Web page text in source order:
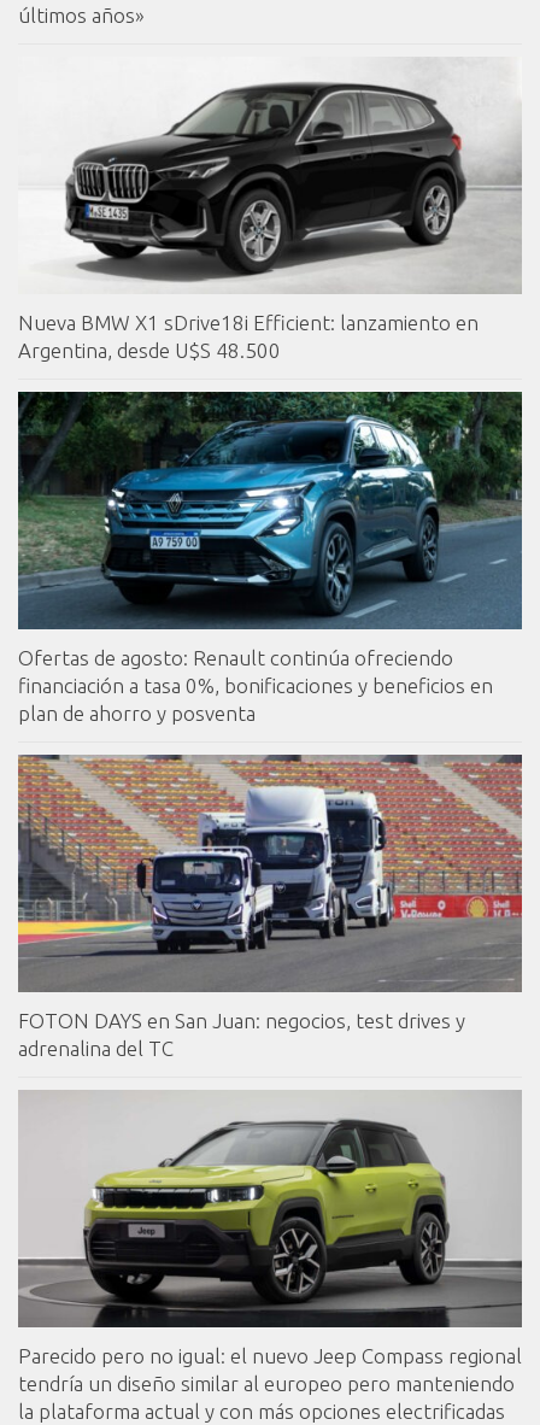
últimos años»
Nueva BMW X1 sDrive18i Efficient: lanzamiento en
Argentina, desde U$S 48.500
Ofertas de agosto: Renault continúa ofreciendo
financiación a tasa 0%, bonificaciones y beneficios en
plan de ahorro y posventa
FOTON DAYS en San Juan: negocios, test drives y
adrenalina del TC
Parecido pero no igual: el nuevo Jeep Compass regional
tendría un diseño similar al europeo pero manteniendo
la plataforma actual y con más opciones electrificadas